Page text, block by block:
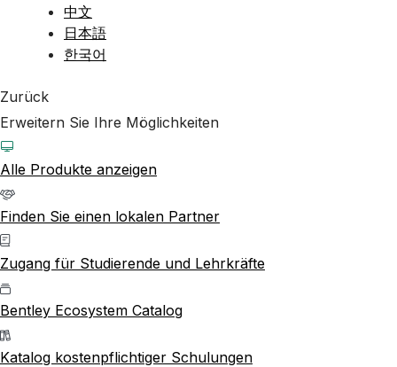
中文
日本語
한국어
Zurück
Erweitern Sie Ihre Möglichkeiten
Alle Produkte anzeigen
Finden Sie einen lokalen Partner
Zugang für Studierende und Lehrkräfte
Bentley Ecosystem Catalog
Katalog kostenpflichtiger Schulungen